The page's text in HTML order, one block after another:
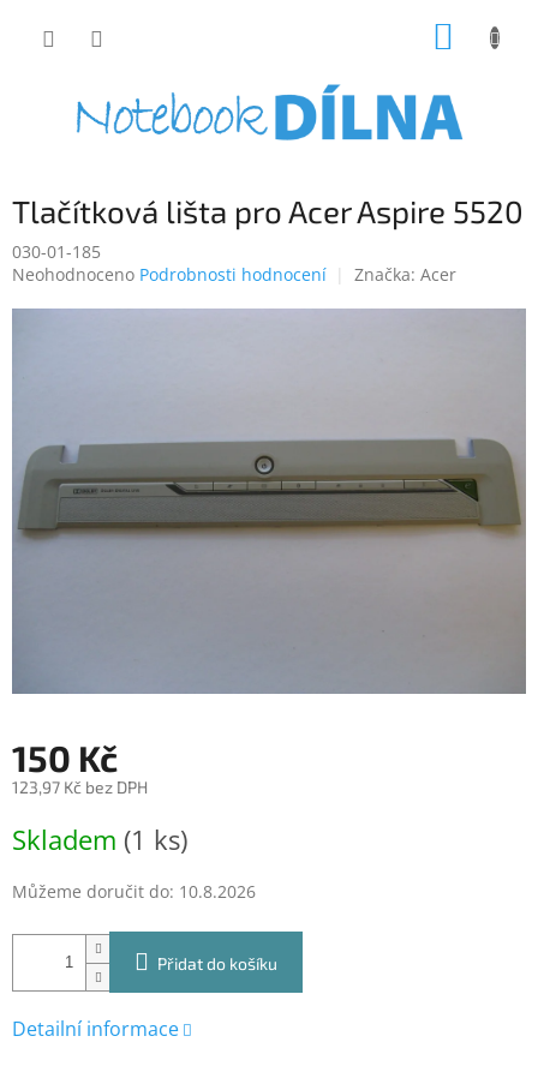
Tlačítková lišta pro Acer Aspire 5520
030-01-185
Průměrné
Neohodnoceno Podrobnosti hodnocení Značka: Acer
150 Kč
123,97 Kč bez DPH
cena:
Skladem (1 ks)
Můžeme doručit do: 10.8.2026
Přidat do košíku
Detailní informace